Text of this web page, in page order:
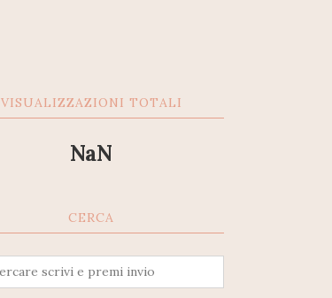
VISUALIZZAZIONI TOTALI
NaN
CERCA